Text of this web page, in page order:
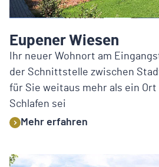
Eupener Wiesen
Ihr neuer Wohnort am
der Schnittstelle zwischen
für Sie weitaus mehr als ein Ort
Schlafen sei
Mehr erfahren